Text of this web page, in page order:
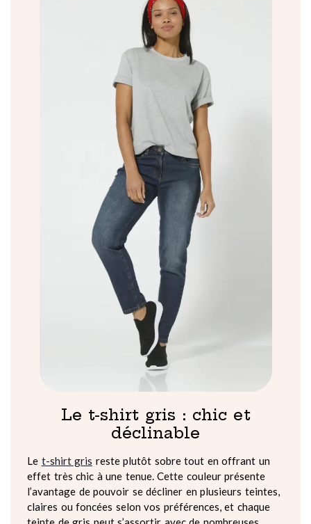
Le t-shirt gris : chic et
déclinable
Le t-shirt gris reste plutôt sobre tout en offrant un
effet très chic à une tenue. Cette couleur présente
l’avantage de pouvoir se décliner en plusieurs teintes,
claires ou foncées selon vos préférences, et chaque